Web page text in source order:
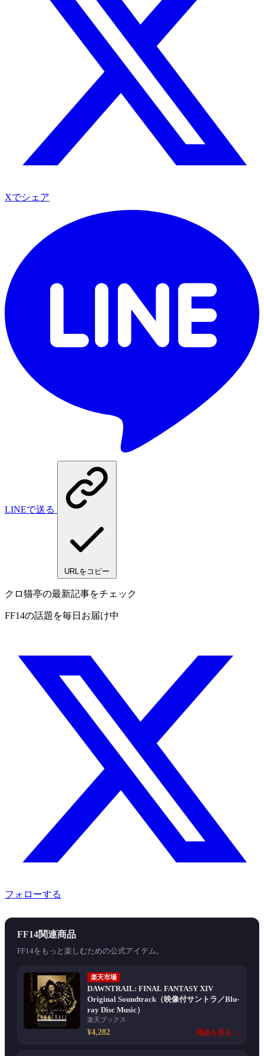
Xでシェア
LINEで送る
URLをコピー
クロ猫亭の最新記事をチェック
FF14の話題を毎日お届け中
フォローする
FF14関連商品
FF14をもっと楽しむための公式アイテム。
楽天市場
DAWNTRAIL: FINAL FANTASY XIV
Original Soundtrack（映像付サントラ／Blu-
ray Disc Music）
楽天ブックス
¥4,282 商品を見る →